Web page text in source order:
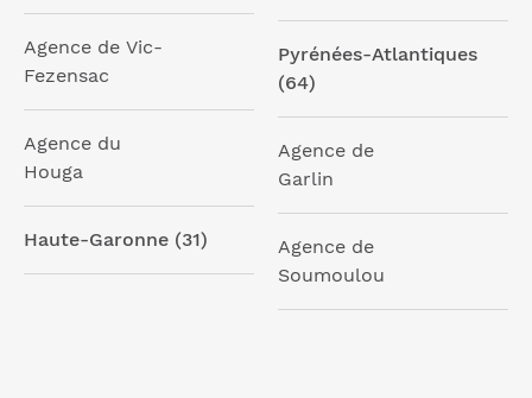
Agence de Vic-
Fezensac
Agence du
Houga
Haute-Garonne (31)
Pyrénées-Atlantiques
(64)
Agence de
Garlin
Agence de
Soumoulou